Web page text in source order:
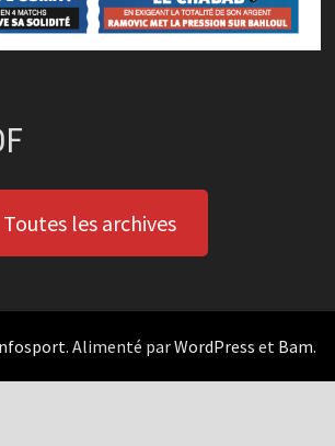
Toutes les archives
. Alimenté parWordPress et Bam.